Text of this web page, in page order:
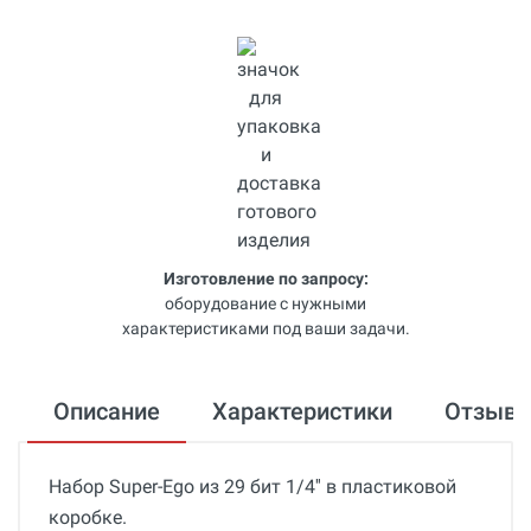
Изготовление по запросу:
оборудование с нужными
характеристиками под ваши задачи.
Описание Характеристики
Набор Super-Ego из 29 бит 1/4'' в пластиковой
коробке.